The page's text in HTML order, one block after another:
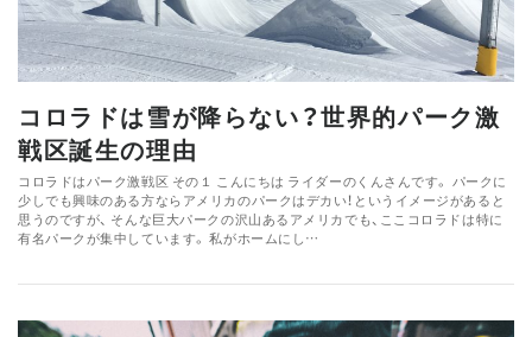
コロラドは雪が降らない？世界的パーク激
戦区誕生の理由
コロラドはパーク激戦区 その１ こんにちは ライダーのくんさんです。 パークに
少しでも興味のある方ならアメリカのパークはデカい！というイメージがあると
思うのですが、 そんな巨大パークの沢山あるアメリカでも、ここコロラドは特に
有名パークが集中しています。 私がホームにし…